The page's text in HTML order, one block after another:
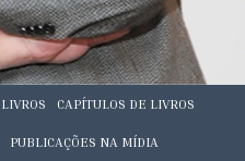
LIVROS CAPÍTULOS DE LIVROS
PUBLICAÇÕES NA MÍDIA